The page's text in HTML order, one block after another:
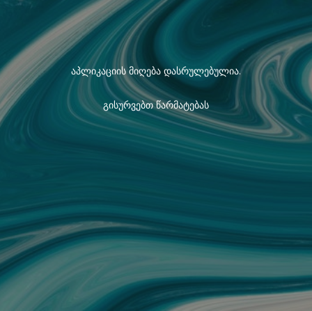
აპლიკაციის მიღება დასრულებულია.
გისურვებთ წარმატებას